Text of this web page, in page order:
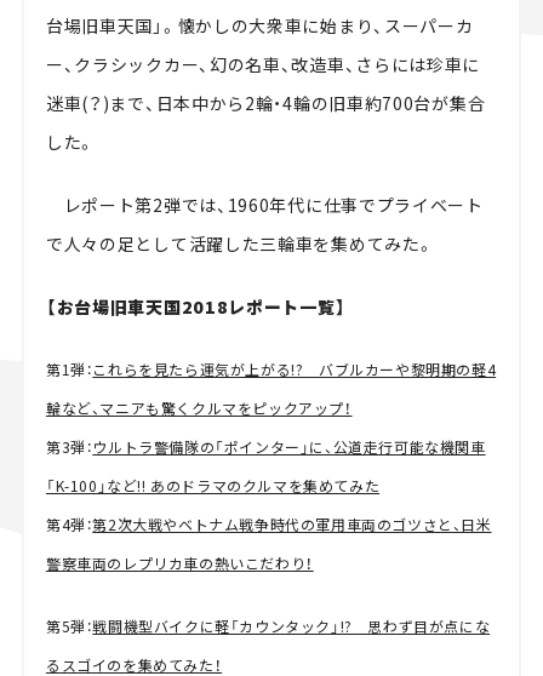
台場旧車天国」。懐かしの大衆車に始まり、スーパーカ
ー、クラシックカー、幻の名車、改造車、さらには珍車に
迷車(？)まで、日本中から2輪・4輪の旧車約700台が集合
した。
レポート第2弾では、1960年代に仕事でプライベート
で人々の足として活躍した三輪車を集めてみた。
【お台場旧車天国2018レポート一覧】
第1弾：これらを見たら運気が上がる!? バブルカーや黎明期の軽4
輪など、マニアも驚くクルマをピックアップ！
第3弾：ウルトラ警備隊の「ポインター」に、公道走行可能な機関車
「K-100」など!! あのドラマのクルマを集めてみた
第4弾：第2次大戦やベトナム戦争時代の軍用車両のゴツさと、日米
警察車両のレプリカ車の熱いこだわり！
第5弾：戦闘機型バイクに軽「カウンタック」!? 思わず目が点にな
るスゴイのを集めてみた！